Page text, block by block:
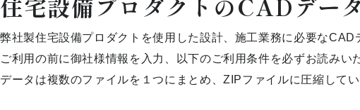
弊社製住宅設備プロダクトを使用した設計、施工業務に必要なCAD
ご利用の前に御社様情報を入力、以下のご利用条件を必ずお読みい
データは複数のファイルを１つにまとめ、ZIPファイルに圧縮して